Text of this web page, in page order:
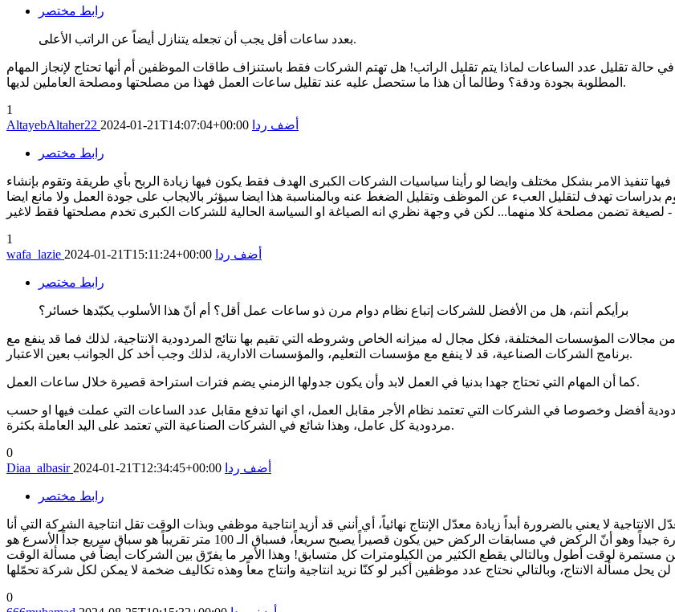
رابط مختصر
بعدد ساعات أقل يجب أن تجعله يتنازل أيضاً عن الراتب الأعلى.
في حالة تقليل عدد الساعات لماذا يتم تقليل الراتب! هل تهتم الشركات فقط باستنزاف طاقات الموظفين أم أنها تحتاج لإنجاز المهام
المطلوبة بجودة ودقة؟ وطالما أن هذا ما ستحصل عليه عند تقليل ساعات العمل فهذا من مصلحتها ومصلحة العاملين لديها.
1
AltayebAltaher22 2024-01-21T14:07:04+00:00 أضف ردا
رابط مختصر
تنفيذ الامر بشكل مختلف وايضا لو رأينا سياسيات الشركات الكبرى الهدف فقط يكون فيها زيادة الربح بأي طريقة وتقوم بإنشاء
تهدف لتقليل العبء عن الموظف وتقليل الضغط عنه وبالمناسبة هذا ايضا سيؤثر بالايجاب على جودة العمل ولا مانع ايضا
1
wafa_lazie 2024-01-21T15:11:24+00:00 أضف ردا
رابط مختصر
برأيكم أنتم، هل من الأفضل للشركات إتباع نظام دوام مرن ذو ساعات عمل أقل؟ أم أنّ هذا الأسلوب يكبّدها خسائر؟
المؤسسات المختلفة، فكل مجال له ميزانه الخاص وشروطه التي تقيم بها نتائج المردودية الانتاجية، لذلك فما قد ينفع مع
برنامج الشركات الصناعية، قد لا ينفع مع مؤسسات التعليم، والمؤسسات الادارية، لذلك وجب أخد كل الجوانب بعين الاعتبار.
كما أن المهام التي تحتاج جهدا بدنيا في العمل لابد وأن يكون جدولها الزمني يضم فترات استراحة قصيرة خلال ساعات العمل.
أفضل وخصوصا في الشركات التي تعتمد نظام الأجر مقابل العمل، اي انها تدفع مقابل عدد الساعات التي عملت فيها او حسب
مردودية كل عامل، وهذا شائع في الشركات الصناعية التي تعتمد على اليد العاملة بكثرة.
0
Diaa_albasir 2024-01-21T12:34:45+00:00 أضف ردا
رابط مختصر
لا يعني بالضرورة أبداً زيادة معدّل الإنتاج نهائياً، أي أنني قد أزيد انتاجية موظفي وبذات الوقت تقل انتاجية الشركة التي أنا
قائم عليها، كيف يكون ذلك؟ شأشبّه الأمر الآن بتشبيه أعتقد أنّهُ سيوضّح الصورة جيداً وهو أنّ الركض في مسابقات الركض حين يكون قصيراً يصبح سريعاً، فسباق الـ 100 متر تقريباً هو سباق سريع جداً الأسرع هو
ولكن مستمرة لوقت أطول وبالتالي يقطع الكثير من الكيلومترات كل متسابق! وهذا الأمر ما يفرّق بين الشركات أيضاً في مسألة الوقت
0